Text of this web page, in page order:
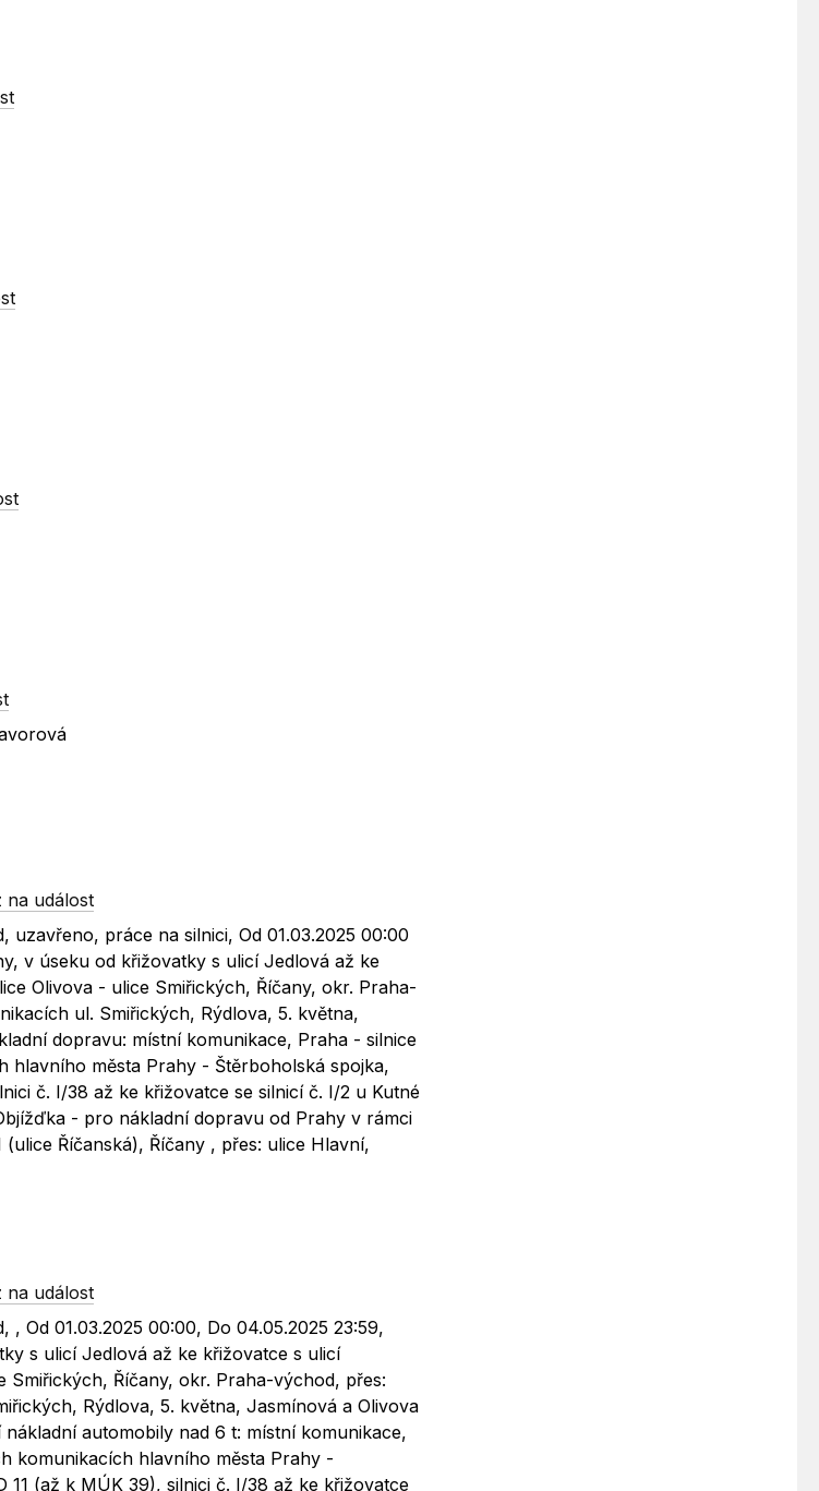
na událost
práce na silnici, Od 01.03.2025 00:00
v úseku od křižovatky s ulicí Jedlová až ke
Olivova - ulice Smiřických, Říčany, okr. Praha-
ul. Smiřických, Rýdlova, 5. května,
dopravu: místní komunikace, Praha - silnice
města Prahy - Štěrboholská spojka,
č. I/38 až ke křižovatce se silnicí č. I/2 u Kutné
- pro nákladní dopravu od Prahy v rámci
Říčanská), Říčany , přes: ulice Hlavní,
na událost
Od 01.03.2025 00:00, Do 04.05.2025 23:59,
s ulicí Jedlová až ke křižovatce s ulicí
Říčany, okr. Praha-východ, přes:
Rýdlova, 5. května, Jasmínová a Olivova
automobily nad 6 t: místní komunikace,
komunikacích hlavního města Prahy -
(až k MÚK 39), silnici č. I/38 až ke křižovatce